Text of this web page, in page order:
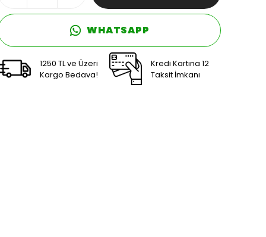
WHATSAPP
1250 TL ve Üzeri
Kargo Bedava!
Kredi Kartına 12
Taksit İmkanı